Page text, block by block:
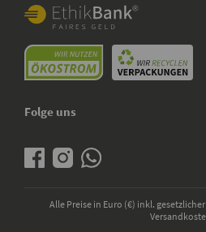
Folge uns
Alle Preise in Euro (€) inkl.